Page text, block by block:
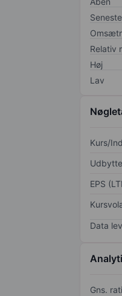
Relativ
Høj
Lav
Kurs/
EPS
Data
Gns.